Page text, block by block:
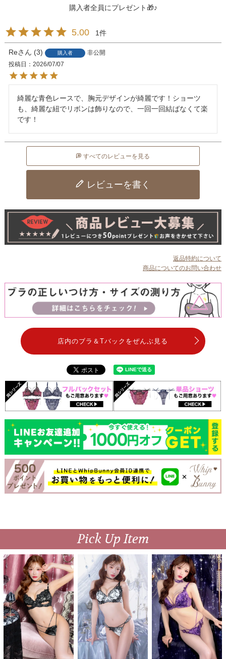
購入者全員にプレゼント🎁♪
5.00 1
Re 3 購入者
非公開
投稿日
2026/07/07
綺麗な青色レースで、胸元デザインが綺麗です！ショーツ
も、綺麗な紐でリボンは飾りなので、一回一回結ばなくて楽
です！
すべてのレビューを見る
レビューを書く
返品特約について
商品についてのお問い合わせ
店内のブラ＆Tバックをぜんぶ見る
Pick Up Item